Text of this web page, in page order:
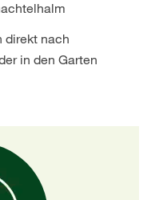
direkt nach
in den Garten